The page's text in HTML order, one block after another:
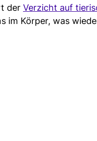
der Verzicht auf
im Körper, was